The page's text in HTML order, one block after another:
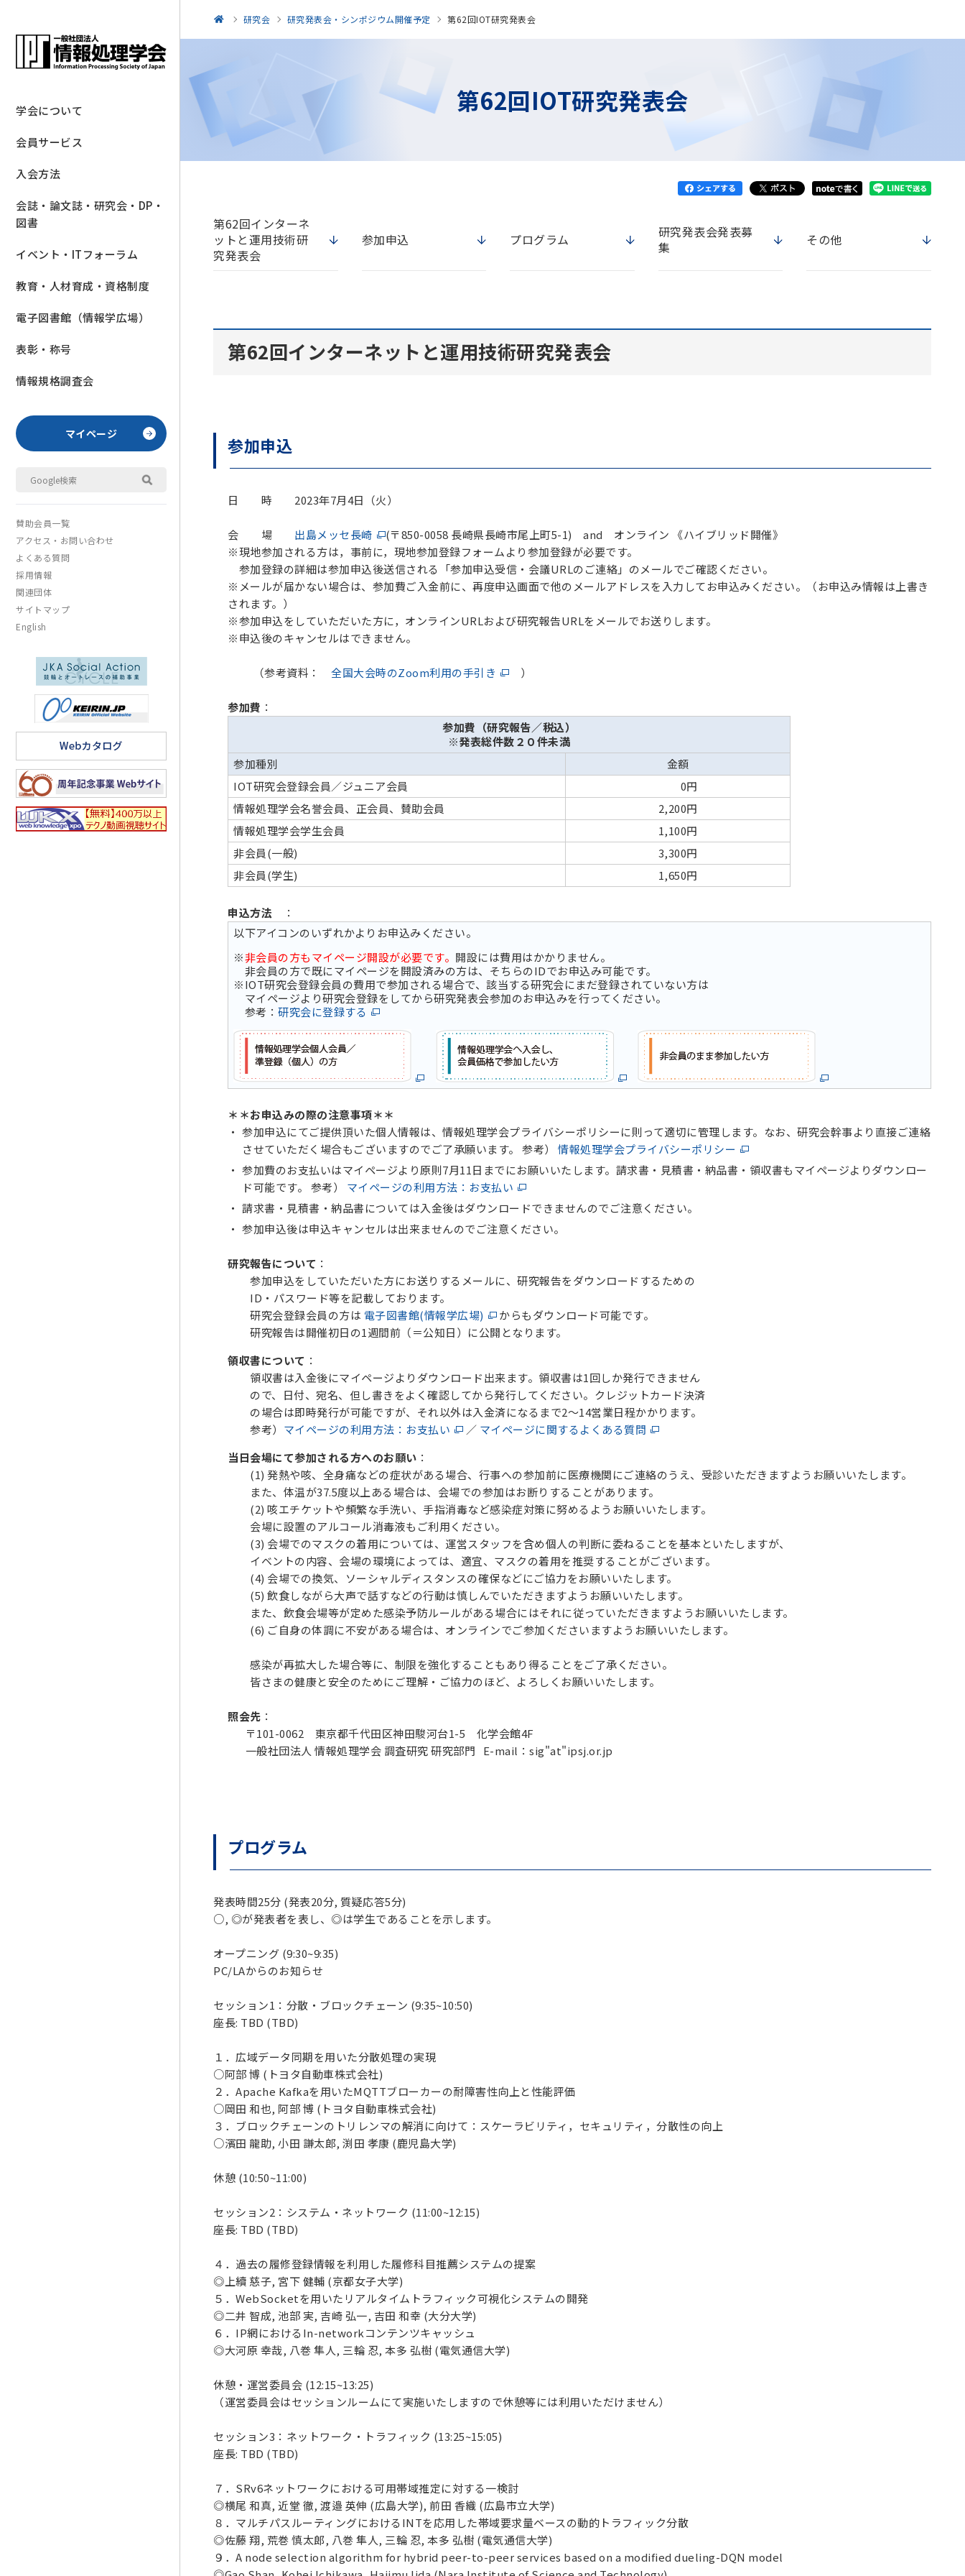
学会について
会員サービス
入会方法
会誌・論文誌・研究会・DP・
図書
イベント・ITフォーラム
教育・人材育成・資格制度
電子図書館（情報学広場）
表彰・称号
情報規格調査会
マイページ
賛助会員一覧
アクセス・お問い合わせ
よくある質問
採用情報
関連団体
サイトマップ
English
研究会 研究発表会・シンポジウム開催予定 第62回IOT研究発表会
第62回IOT研究発表会
第62回インターネ
ットと運用技術研
究発表会
参加申込 プログラム
研究発表会発表募
集
その他
第62回インターネットと運用技術研究発表会
参加申込
日 時 2023年7月4日（火）
会 場 出島メッセ長崎
(〒850-0058 長崎県長崎市尾上町5-1) and オンライン 《ハイブリッド開催》
※現地参加される方は，事前に，現地参加登録フォームより参加登録が必要です。
参加登録の詳細は参加申込後送信される「参加申込受信・会議URLのご連絡」のメールでご確認ください。
※メールが届かない場合は、参加費ご入金前に、再度申込画面で他のメールアドレスを入力してお申込みください。（お申込み情報は上書き
されます。）
※参加申込をしていただいた方に，オンラインURLおよび研究報告URLをメールでお送りします。
※申込後のキャンセルはできません。
（参考資料： 全国大会時のZoom利用の手引き ）
参加費 ：
参加費（研究報告／税込）
※発表総件数２０件未満
参加種別
金額
IOT研究会登録会員／ジュニア会員
0円
情報処理学会名誉会員、正会員、賛助会員
2,200円
情報処理学会学生会員
1,100円
非会員(一般)
3,300円
非会員(学生)
1,650円
申込方法 ：
以下アイコンのいずれかよりお申込みください。
※非会員の方もマイページ開設が必要です。 開設には費用はかかりません。
非会員の方で既にマイページを開設済みの方は、そちらのIDでお申込み可能です。
※IOT研究会登録会員の費用で参加される場合で、該当する研究会にまだ登録されていない方は
マイページより研究会登録をしてから研究発表会参加のお申込みを行ってください。
参考： 研究会に登録する
＊＊お申込みの際の注意事項＊＊
参加申込にてご提供頂いた個人情報は、情報処理学会プライバシーポリシーに則って適切に管理します。なお、研究会幹事より直接ご連絡
させていただく場合もございますのでご了承願います。 参考） 情報処理学会プライバシーポリシー
参加費のお支払いはマイページより原則7月11日までにお願いいたします。請求書・見積書・納品書・領収書もマイページよりダウンロー
ド可能です。 参考） マイページの利用方法：お支払い
請求書・見積書・納品書については入金後はダウンロードできませんのでご注意ください。
参加申込後は申込キャンセルは出来ませんのでご注意ください。
研究報告について ：
参加申込をしていただいた方にお送りするメールに、研究報告をダウンロードするための
ID・パスワード等を記載しております。
研究会登録会員の方は 電子図書館(情報学広場)
からもダウンロード可能です。
研究報告は開催初日の1週間前（＝公知日）に公開となります。
領収書について ：
領収書は入金後にマイページよりダウンロード出来ます。領収書は1回しか発行できません
ので、日付、宛名、但し書きをよく確認してから発行してください。クレジットカード決済
の場合は即時発行が可能ですが、それ以外は入金済になるまで2～14営業日程かかります。
参考） マイページの利用方法：お支払い ／ マイページに関するよくある質問
当日会場にて参加される方へのお願い ：
(1) 発熱や咳、全身痛などの症状がある場合、行事への参加前に医療機関にご連絡のうえ、受診いただきますようお願いいたします。
また、体温が37.5度以上ある場合は、会場での参加はお断りすることがあります。
(2) 咳エチケットや頻繁な手洗い、手指消毒など感染症対策に努めるようお願いいたします。
会場に設置のアルコール消毒液もご利用ください。
(3) 会場でのマスクの着用については、運営スタッフを含め個人の判断に委ねることを基本といたしますが、
イベントの内容、会場の環境によっては、適宜、マスクの着用を推奨することがございます。
(4) 会場での換気、ソーシャルディスタンスの確保などにご協力をお願いいたします。
(5) 飲食しながら大声で話すなどの行動は慎しんでいただきますようお願いいたします。
また、飲食会場等が定めた感染予防ルールがある場合にはそれに従っていただきますようお願いいたします。
(6) ご自身の体調に不安がある場合は、オンラインでご参加くださいますようお願いいたします。
感染が再拡大した場合等に、制限を強化することもあり得ることをご了承ください。
皆さまの健康と安全のためにご理解・ご協力のほど、よろしくお願いいたします。
照会先 ：
〒101-0062 東京都千代田区神田駿河台1-5 化学会館4F
一般社団法人 情報処理学会 調査研究 研究部門 E-mail：sig"at"ipsj.or.jp
プログラム
発表時間25分 (発表20分, 質疑応答5分)
○, ◎が発表者を表し、◎は学生であることを示します。
オープニング (9:30~9:35)
PC/LAからのお知らせ
セッション1：分散・ブロックチェーン (9:35~10:50)
座長: TBD (TBD)
１．広域データ同期を用いた分散処理の実現
○阿部 博 (トヨタ自動車株式会社)
２．Apache Kafkaを用いたMQTTブローカーの耐障害性向上と性能評価
○岡田 和也, 阿部 博 (トヨタ自動車株式会社)
３．ブロックチェーンのトリレンマの解消に向けて：スケーラビリティ，セキュリティ，分散性の向上
○濱田 龍助, 小田 謙太郎, 渕田 孝康 (鹿児島大学)
休憩 (10:50~11:00)
セッション2：システム・ネットワーク (11:00~12:15)
座長: TBD (TBD)
４．過去の履修登録情報を利用した履修科目推薦システムの提案
◎上續 慈子, 宮下 健輔 (京都女子大学)
５．WebSocketを用いたリアルタイムトラフィック可視化システムの開発
◎二井 智成, 池部 実, 吉崎 弘一, 吉田 和幸 (大分大学)
６．IP網におけるIn-networkコンテンツキャッシュ
◎大河原 幸哉, 八巻 隼人, 三輪 忍, 本多 弘樹 (電気通信大学)
休憩・運営委員会 (12:15~13:25)
（運営委員会はセッションルームにて実施いたしますので休憩等には利用いただけません）
セッション3：ネットワーク・トラフィック (13:25~15:05)
座長: TBD (TBD)
７．SRv6ネットワークにおける可用帯域推定に対する一検討
◎横尾 和真, 近堂 徹, 渡邉 英伸 (広島大学), 前田 香織 (広島市立大学)
８．マルチパスルーティングにおけるINTを応用した帯域要求量ベースの動的トラフィック分散
◎佐藤 翔, 荒巻 慎太郎, 八巻 隼人, 三輪 忍, 本多 弘樹 (電気通信大学)
９．A node selection algorithm for hybrid peer-to-peer services based on a modified dueling-DQN model